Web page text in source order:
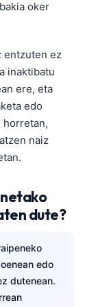
oker
entzuten ez
inaktibatu
ere, eta
edo
horretan,
naiz
dute?
edo
dutenean.